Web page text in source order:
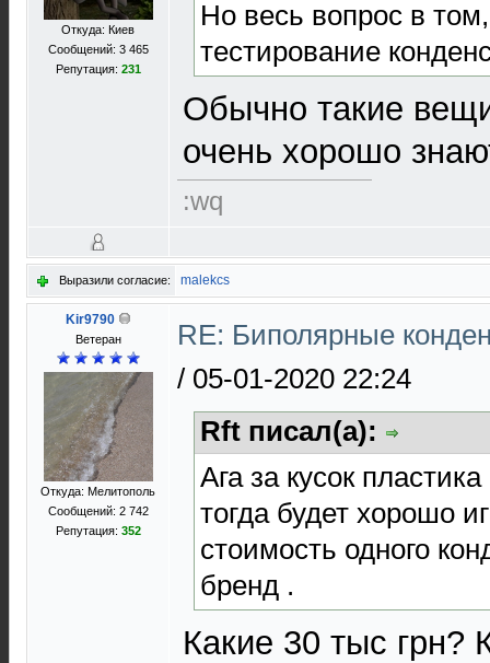
Откуда: Киев
Сообщений: 3 465
Репутация: 231
Но весь вопрос в
тестирование
Обычно такие
очень хорошо
:wq
Выразили согласие: malekcs
Kir9790
Ветеран
Откуда: Мелитополь
Сообщений: 2 742
Репутация: 352
RE: Биполярные
/ 05-01-2020 22:24
Rft писал(а):
Ага за кусок
тогда будет хорошо
стоимость одного
бренд .
Какие 30 тыс грн?